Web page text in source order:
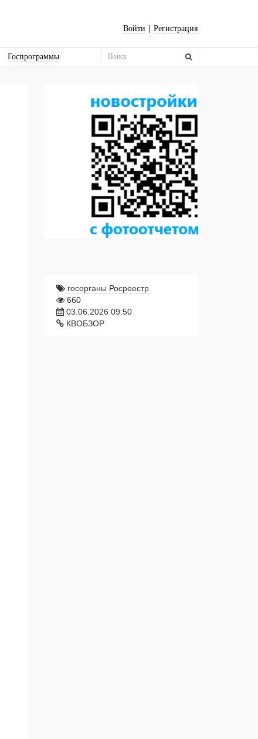
Войти | Регистрация
Госпрограммы
госорганы Росреестр
660
03.06.2026 09:50
КВОБЗОР